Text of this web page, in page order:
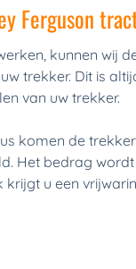
Ferguson
kunnen wij
trekker. Dit is
van uw trekker.
komen de
Het bedrag
krijgt u een